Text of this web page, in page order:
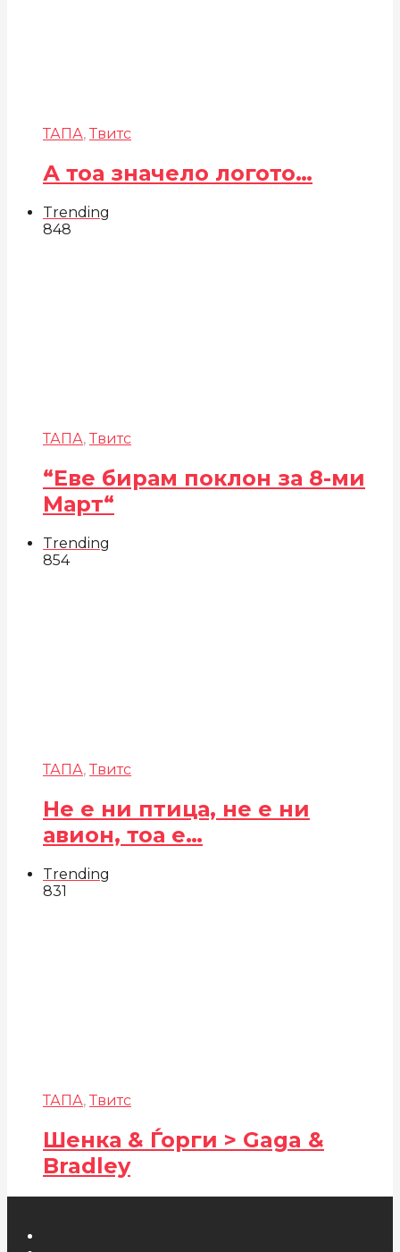
ТАПА, Твитс
А тоа значело логото…
Trending
848
ТАПА, Твитс
“Еве бирам поклон за 8-ми
Март“
Trending
854
ТАПА, Твитс
Не е ни птица, не е ни
авион, тоа е…
Trending
831
ТАПА, Твитс
Шенка & Ѓорги > Gaga &
Bradley